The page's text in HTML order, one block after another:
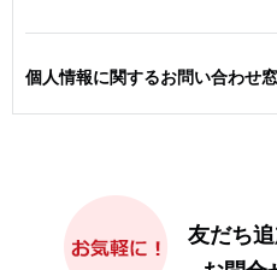
個人情報に関するお問い合わせ窓
友だち